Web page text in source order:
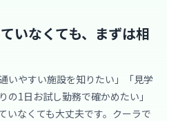
いなくても、 まずは相
いやすい施設を知りたい」「見学
の1日お試し勤務で確かめたい」
いなくても大丈夫です。クーラで